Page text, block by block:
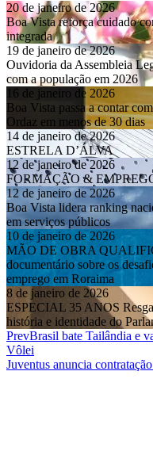
integrada
19 de janeiro de 2026
Ouvidoria da Assembleia
com a população em 2026
16 de janeiro de 2026
Boa Vista passa a contar
Ordaz em menos de 30 dias
14 de janeiro de 2026
ESTRELA D’ÁLVA
12 de janeiro de 2026
FORMAÇÃO &
12 de janeiro de 2026
Boa Vista lidera ranking
em serviços públicos
10 de janeiro de 2026
MÃO DE OBRA
documentário sobre os
emprego em Roraima
8 de janeiro de 2026
ESPECIAL 35 ANOS
história e identidade do
PrevBrasil bate Tailândia e
Vôlei
Juventus anuncia